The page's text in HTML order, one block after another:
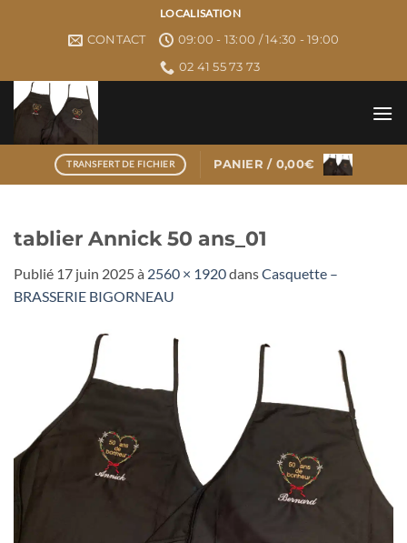
LOCALISATION
CONTACT
09:00 - 13:00 / 14:30 - 19:00
02 41 55 73 73
TRANSFERT DE FICHIER PANIER / 0,00€
tablier Annick 50 ans_01
Publié 17 juin 2025à 2560 × 1920dansCasquette –
BRASSERIE BIGORNEAU